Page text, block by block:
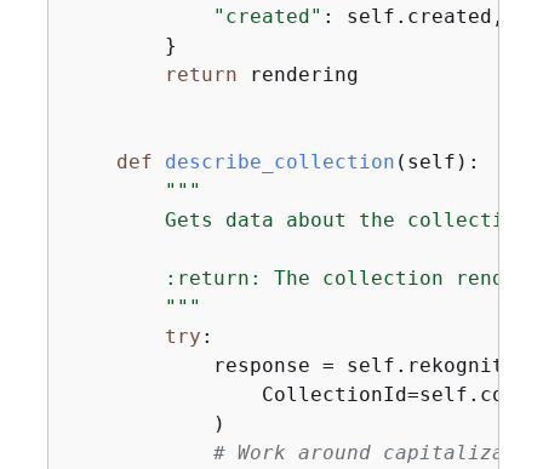
"created" : self.created,
        }
return rendering
def describe_collection ( self ):
"""
Gets data about the collection
:return: The collection
        """
try :
response =
            )
# Work around